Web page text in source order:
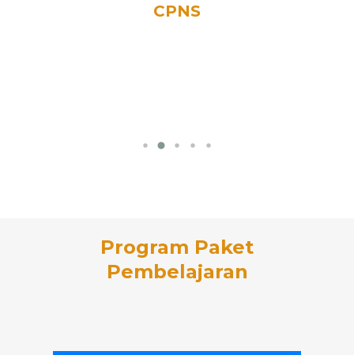
CPNS
Program Paket
Pembelajaran